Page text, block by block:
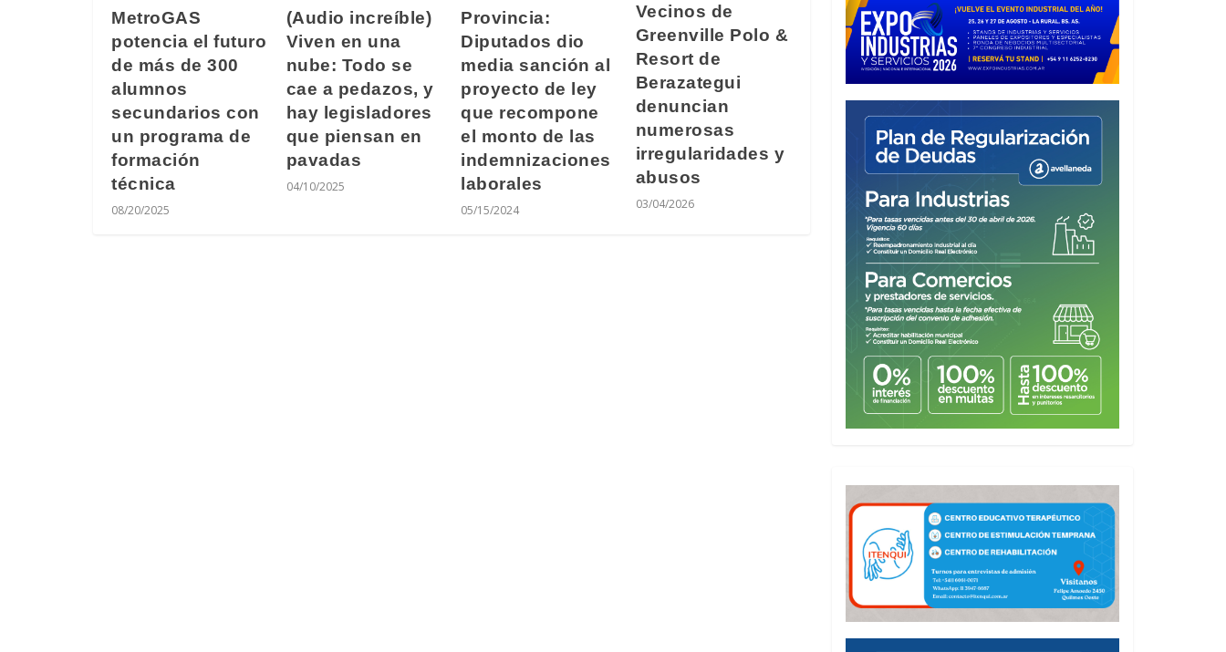
MetroGAS
potencia el futuro
de más de 300
alumnos
secundarios con
un programa de
formación
técnica
08/20/2025
(Audio increíble)
Viven en una
nube: Todo se
cae a pedazos, y
hay legisladores
que piensan en
pavadas
04/10/2025
Provincia:
Diputados dio
media sanción al
proyecto de ley
que recompone
el monto de las
indemnizaciones
laborales
05/15/2024
Vecinos de
Greenville Polo &
Resort de
Berazategui
denuncian
numerosas
irregularidades y
abusos
03/04/2026